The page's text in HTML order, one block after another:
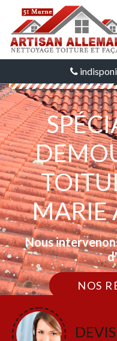
MARIE
Nous
NOS